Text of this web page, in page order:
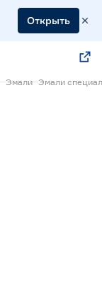
Открыть
Эмали Эмали